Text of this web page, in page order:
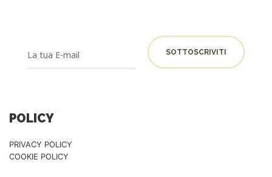
POLICY
PRIVACY POLICY
COOKIE POLICY